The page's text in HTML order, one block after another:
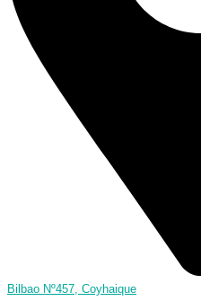
Bilbao Nº457, Coyhaique